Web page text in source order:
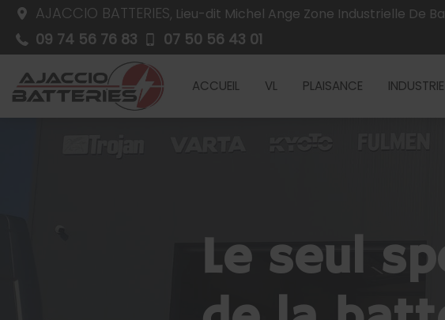
AJACCIO BATTERIES, Lieu-dit Michel Ange Zone Industrielle De
09 74 56 76 83 07 50 56 43 01
ACCUEIL VL PLAISANCE INDUSTRIE
AJACCIO BATTERIES, Lieu-dit Michel Ange Zone Industrielle De
09 74 56 76 83 07 50 56 43 01
ACCUEIL VL PLAISANCE INDUSTRIE
Le seul